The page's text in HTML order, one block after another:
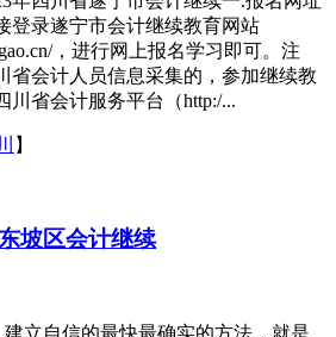
登录遂宁市会计继续教育网站
，进行网上报名学习即可。注
省会计人员信息采集的，参加继续教
川省会计服务平台（http:/...
】
坡区会计继续
立自信的最快最确实的方法，就是